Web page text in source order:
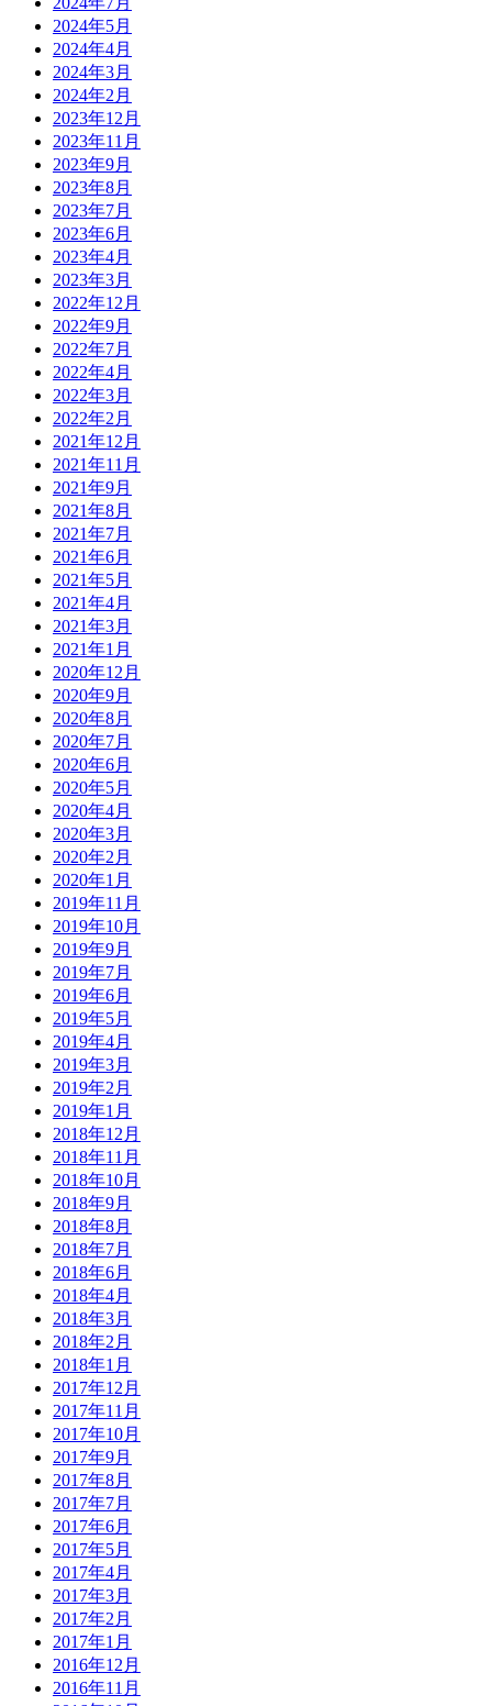
2024年5月
2024年4月
2024年3月
2024年2月
2023年12月
2023年11月
2023年9月
2023年8月
2023年7月
2023年6月
2023年4月
2023年3月
2022年12月
2022年9月
2022年7月
2022年4月
2022年3月
2022年2月
2021年12月
2021年11月
2021年9月
2021年8月
2021年7月
2021年6月
2021年5月
2021年4月
2021年3月
2021年1月
2020年12月
2020年9月
2020年8月
2020年7月
2020年6月
2020年5月
2020年4月
2020年3月
2020年2月
2020年1月
2019年11月
2019年10月
2019年9月
2019年7月
2019年6月
2019年5月
2019年4月
2019年3月
2019年2月
2019年1月
2018年12月
2018年11月
2018年10月
2018年9月
2018年8月
2018年7月
2018年6月
2018年4月
2018年3月
2018年2月
2018年1月
2017年12月
2017年11月
2017年10月
2017年9月
2017年8月
2017年7月
2017年6月
2017年5月
2017年4月
2017年3月
2017年2月
2017年1月
2016年12月
2016年11月